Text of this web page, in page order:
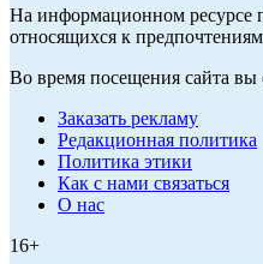
На информационном ресурсе
относящихся к
Во время посещения сайта вы
Заказать рекламу
Редакционная политика
Политика этики
Как с нами связаться
О нас
16+